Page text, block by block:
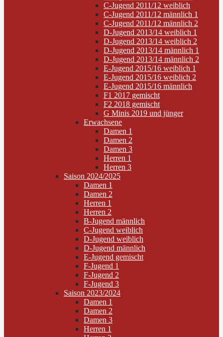
C-Jugend 2011/12 weiblich
C-Jugend 2011/12 männlich 1
C-Jugend 2011/12 männlich 2
D-Jugend 2013/14 weiblich 1
D-Jugend 2013/14 weiblich 2
D-Jugend 2013/14 männlich 1
D-Jugend 2013/14 männlich 2
E-Jugend 2015/16 weiblich 1
E-Jugend 2015/16 weiblich 2
E-Jugend 2015/16 männlich
F1 2017 gemischt
F2 2018 gemischt
G Minis 2019 und jünger
Erwachsene
Damen 1
Damen 2
Damen 3
Herren 1
Herren 3
Saison 2024/2025
Damen 1
Damen 2
Herren 1
Herren 2
B-Jugend männlich
C-Jugend weiblich
D-Jugend weiblich
D-Jugend männlich
E-Jugend gemischt
F-Jugend 1
F-Jugend 2
F-Jugend 3
Saison 2023/2024
Damen 1
Damen 2
Damen 3
Herren 1